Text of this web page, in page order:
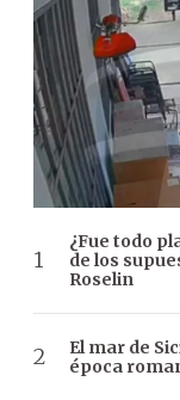
¿Fue todo
de los
Roselin
El mar de
época